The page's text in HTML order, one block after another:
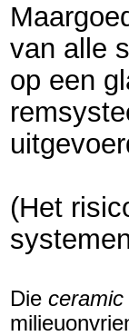
van alle
op een
(Het
Die ceramic